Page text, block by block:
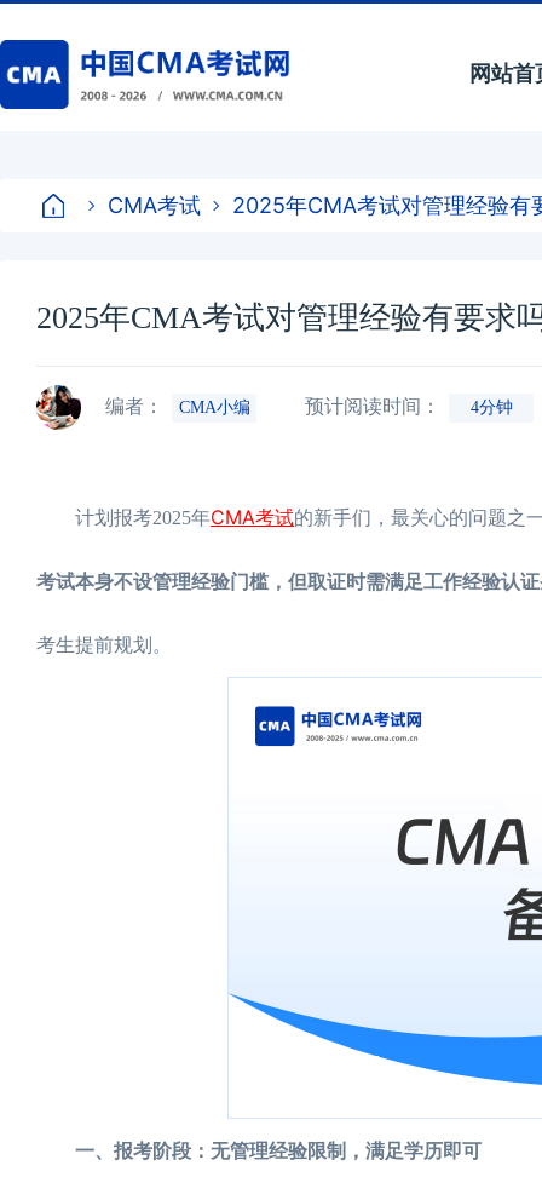
网站首
CMA考试 2025年CMA考试对管理经验有
2025年CMA考试对管理经验有要求
编者： CMA小编 预计阅读时间： 4分钟
计划报考2025年CMA考试的新手们，最关心的问题之
考试本身不设管理经验门槛，但取证时需满足工作经验认
考生提前规划。
一、报考阶段：无管理经验限制，满足学历即可